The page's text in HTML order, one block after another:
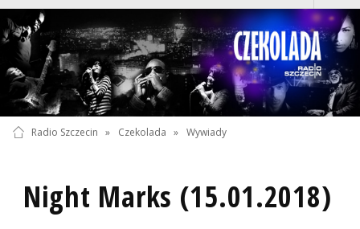
Radio Szczecin » Czekolada » Wywiady
Night Marks (15.01.2018)